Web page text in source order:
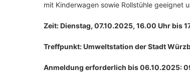
mit Kinderwagen sowie Rollstühle
Zeit: Dienstag, 07.10.2025, 16.00 Uhr bis
Treffpunkt: Umweltstation der Stadt
Anmeldung erforderlich bis 06.10.2025: